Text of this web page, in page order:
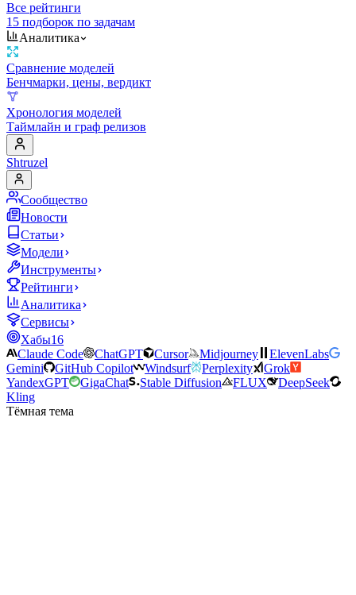
Все рейтинги
15 подборок по задачам
Аналитика
Сравнение моделей
Бенчмарки, цены, вердикт
Хронология моделей
Таймлайн и граф релизов
Shtruzel
Сообщество
Новости
Статьи
Модели
Инструменты
Рейтинги
Аналитика
Сервисы
Хабы16
Claude Code
ChatGPT Cursor Midjourney
ElevenLabs
Gemini
GitHub Copilot Windsurf Perplexity
Grok
YandexGPT
GigaChat Stable Diffusion FLUX
DeepSeek
Kling
Тёмная тема